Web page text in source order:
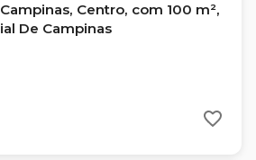
Centro, com 100 m²,
De Campinas